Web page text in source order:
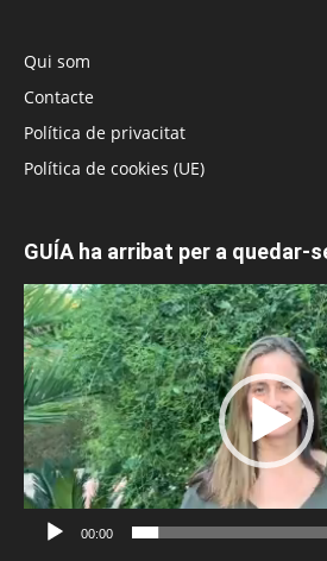
Qui som
Contacte
Política de privacitat
Política de cookies (UE)
GUÍA ha arribat per a quedar-
Reproductor
de
vídeo
00:00